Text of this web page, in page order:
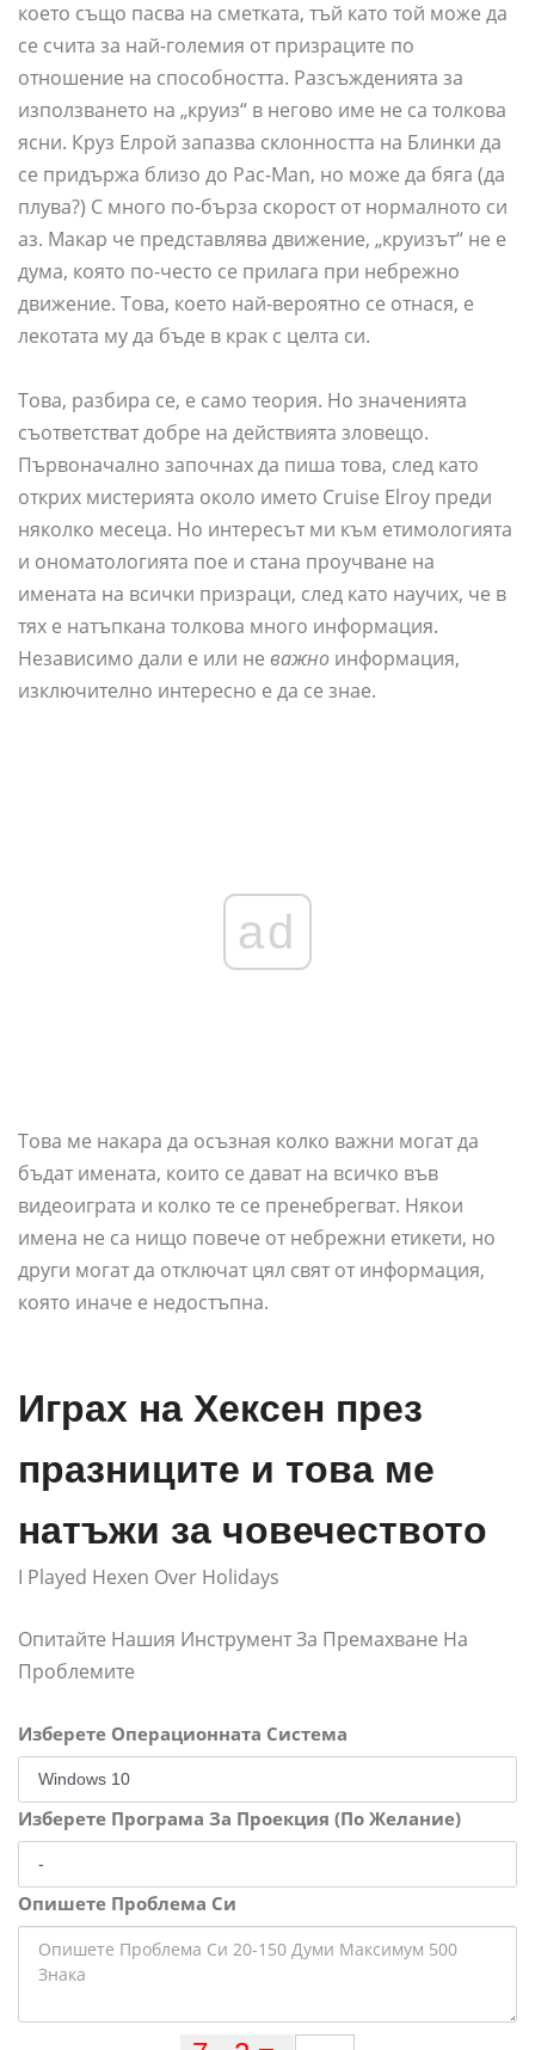
което също пасва на сметката, тъй като той може да
се счита за най-големия от призраците по
отношение на способността. Разсъжденията за
използването на „круиз“ в негово име не са толкова
ясни. Круз Елрой запазва склонността на Блинки да
се придържа близо до Pac-Man, но може да бяга (да
плува?) С много по-бърза скорост от нормалното си
аз. Макар че представлява движение, „круизът“ не е
дума, която по-често се прилага при небрежно
движение. Това, което най-вероятно се отнася, е
лекотата му да бъде в крак с целта си.
Това, разбира се, е само теория. Но значенията
съответстват добре на действията зловещо.
Първоначално започнах да пиша това, след като
открих мистерията около името Cruise Elroy преди
няколко месеца. Но интересът ми към етимологията
и ономатологията пое и стана проучване на
имената на всички призраци, след като научих, че в
тях е натъпкана толкова много информация.
Независимо дали е или не важно информация,
изключително интересно е да се знае.
ad
Това ме накара да осъзная колко важни могат да
бъдат имената, които се дават на всичко във
видеоиграта и колко те се пренебрегват. Някои
имена не са нищо повече от небрежни етикети, но
други могат да отключат цял ​​свят от информация,
която иначе е недостъпна.
Играх на Хексен през
празниците и това ме
натъжи за човечеството
I Played Hexen Over Holidays
Опитайте Нашия Инструмент За Премахване На
Проблемите
Изберете Операционната Система
Изберете Програма За Проекция (По Желание)
Опишете Проблема Си